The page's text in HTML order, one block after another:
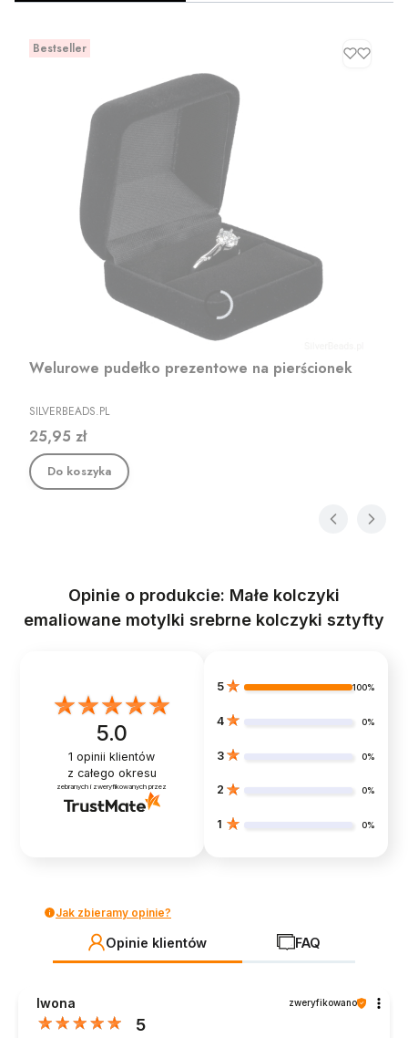
Bestseller
Welurowe pudełko prezentowe na pierścionek
PRODUCENT
SILVERBEADS.PL
Cena
25,95 zł
Do koszyka
Opinie o produkcie: Małe kolczyki
emaliowane motylki srebrne kolczyki sztyfty
5.0
1 opinii klientów
z całego okresu
zebranych i zweryfikowanych przez
5 100%
4 0%
3 0%
2 0%
1 0%
Jak zbieramy opinie?
Opinie klientów FAQ
Iwona zweryfikowano
5